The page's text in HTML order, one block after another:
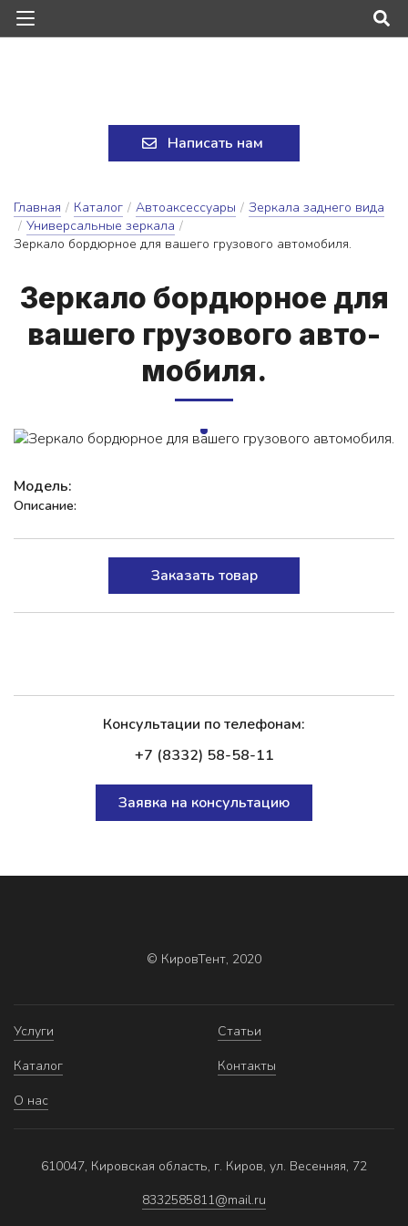
Написать нам
Главная / Каталог / Автоаксессуары / Зеркала заднего вида
/ Универсальные зеркала /
Зеркало бордюрное для вашего грузового автомобиля.
Зер­ка­ло бор­дюрное для
ва­ше­го гру­зо­во­го ав­то­
мо­би­ля.
Модель:
Описание:
Заказать товар
Консультации по телефонам:
+7 (8332) 58-58-11
Заявка на консультацию
© КировТент, 2020
Услуги
Каталог
О нас
Статьи
Контакты
610047, Кировская область, г. Киров, ул. Весенняя, 72
8332585811@mail.ru